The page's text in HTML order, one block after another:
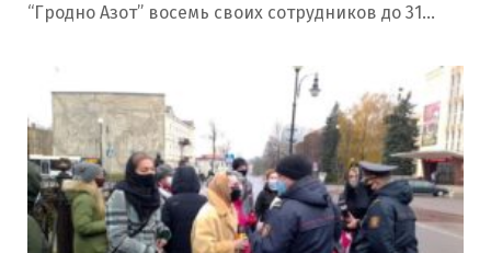
“Гродно Азот” восемь своих сотрудников до 31…